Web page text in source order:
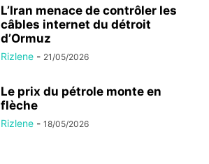
L’Iran menace de contrôler les
câbles internet du détroit
d’Ormuz
Rizlene - 21/05/2026
Le prix du pétrole monte en
flèche
Rizlene - 18/05/2026